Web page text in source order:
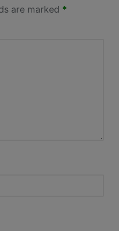
are marked *